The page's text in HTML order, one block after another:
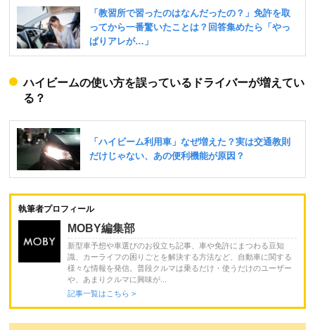
ハイビームの使い方を誤っているドライバーが増えてい
る？
執筆者プロフィール
MOBY編集部
新型車予想や車選びのお役立ち記事、車や免許にまつわる豆知
識、カーライフの困りごとを解決する方法など、自動車に関する
様々な情報を発信。普段クルマは乗るだけ・使うだけのユーザー
や、あまりクルマに興味が...
記事一覧はこちら >